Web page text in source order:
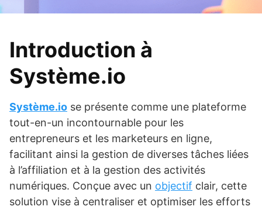
Introduction à
Système.io
Système.io se présente comme une plateforme
tout-en-un incontournable pour les
entrepreneurs et les marketeurs en ligne,
facilitant ainsi la gestion de diverses tâches liées
à l’affiliation et à la gestion des activités
numériques. Conçue avec un objectif clair, cette
solution vise à centraliser et optimiser les efforts